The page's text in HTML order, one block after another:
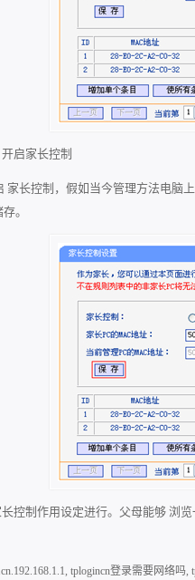
启家长控制
家长控制，假如当今管理方法电脑
。
控制作用设定进行。父母能够 浏
, tplogincn登录需要网络吗,